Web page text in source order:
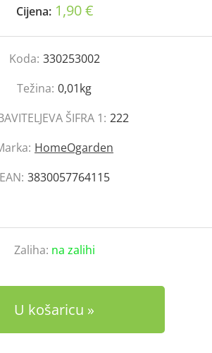
Cijena: 1,90 €
Koda: 330253002
Težina: 0,01kg
ŠIFRA 1: 222
HomeOgarden
EAN: 3830057764115
Zaliha: na zalihi
U košaricu